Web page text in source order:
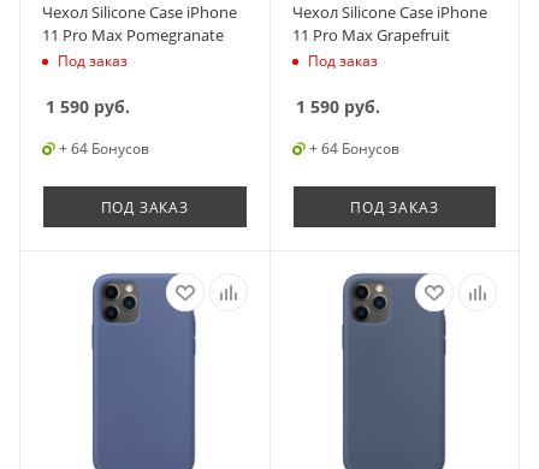
Чехол Silicone Case iPhone
11 Pro Max Pomegranate
Под заказ
1 590 руб.
+ 64 Бонусов
ПОД ЗАКАЗ
Чехол Silicone Case iPhone
11 Pro Max Grapefruit
Под заказ
1 590руб.
+ 64 Бонусов
ПОД ЗАКАЗ